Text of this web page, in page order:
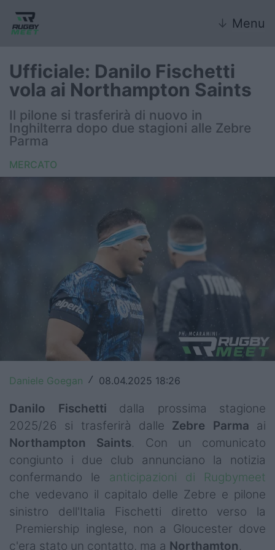
↓ Menu
Nazionali giovanili
Rugby Sevens
United Rugby Championship
Premiership
Champions Cup
Challenge Cup
World Rugby
Rugby World Cup
Super Rugby
Rugby in TV
Mercato
Serie A Elite
Ufficiale: Danilo Fischetti
vola ai Northampton Saints
Il pilone si trasferirà di nuovo in
Inghilterra dopo due stagioni alle Zebre
Parma
MERCATO
Daniele Goegan / 08.04.2025 18:26
Danilo Fischetti dalla prossima stagione
2025/26 si trasferirà dalle Zebre Parma ai
Northampton
Saints. Con un comunicato
congiunto i due club annunciano la notizia
confermando le anticipazioni di Rugbymeet
che vedevano il capitalo delle Zebre e pilone
sinistro dell'Italia Fischetti diretto verso la
Premiership inglese, non a Gloucester dove
c'era stato un contatto, ma a Northamton.